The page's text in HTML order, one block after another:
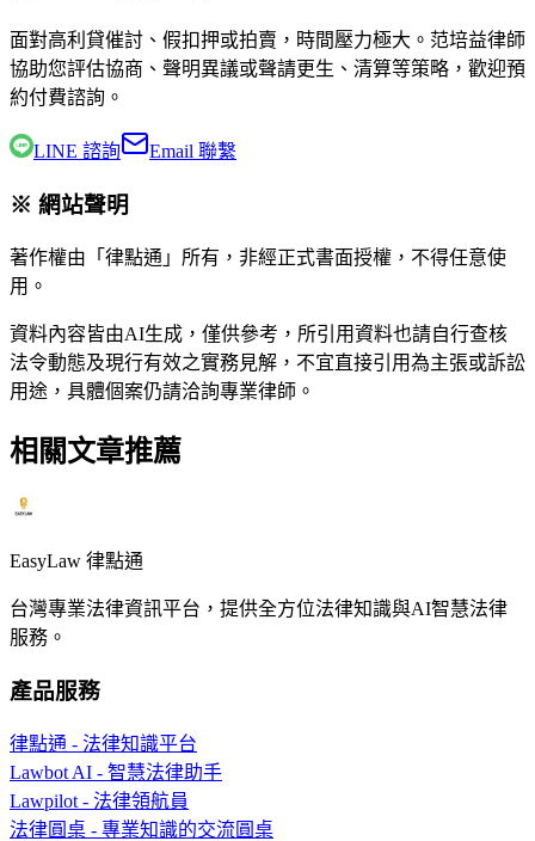
面對高利貸催討、假扣押或拍賣，時間壓力極大。 范培益律師
協助您評估協商、聲明異議或聲請更生、清算等策略，歡迎預
約付費諮詢。
LINE 諮詢 Email 聯繫
※ 網站聲明
著作權由「律點通」所有，非經正式書面授權，不得任意使
用。
資料內容皆由AI生成，僅供參考，所引用資料也請自行查核
法令動態及現行有效之實務見解，不宜直接引用為主張或訴訟
用途，具體個案仍請洽詢專業律師。
相關文章推薦
EasyLaw 律點通
台灣專業法律資訊平台，提供全方位法律知識與AI智慧法律
服務。
產品服務
律點通 - 法律知識平台
Lawbot AI - 智慧法律助手
Lawpilot - 法律領航員
法律圓桌 - 專業知識的交流圓桌